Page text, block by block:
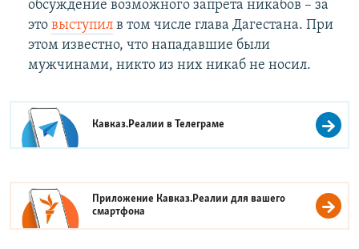
обсуждение возможного запрета никабов – за
это выступилв том числе глава Дагестана. При
этом известно, что нападавшие были
мужчинами, никто из них никаб не носил.
Кавказ.Реалии вТелеграме
Приложение Кавказ.Реалии для вашего
смартфона